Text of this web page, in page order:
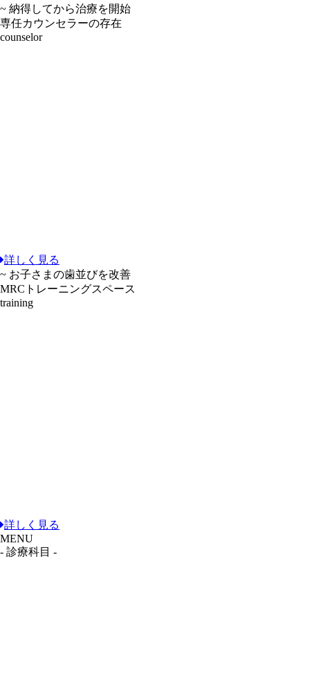
~ 納得してから治療を開始
専任カウンセラーの存在
counselor
詳しく見る
~ お子さまの歯並びを改善
MRCトレーニングスペース
training
詳しく見る
MENU
- 診療科目 -